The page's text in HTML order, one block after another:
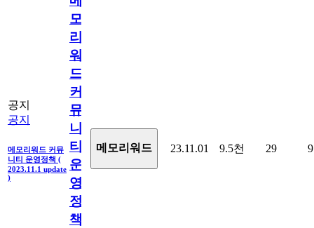
공지
공지
메모리워드 커뮤
니티 운영정책 (
2023.11.1 update
)
모
리
워
드
커
뮤
니
티
운
영
정
책
메모리워드 23.11.01 9.5천 29 9